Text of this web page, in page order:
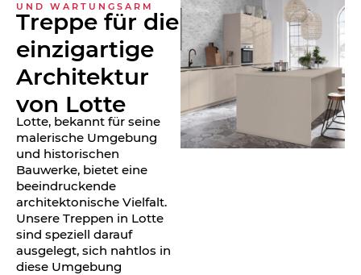
UND WARTUNGSARM
Treppe für die
einzigartige
Architektur
von Lotte
Lotte, bekannt für seine
malerische Umgebung
und historischen
Bauwerke, bietet eine
beeindruckende
architektonische Vielfalt.
Unsere Treppen in Lotte
sind speziell darauf
ausgelegt, sich nahtlos in
diese Umgebung